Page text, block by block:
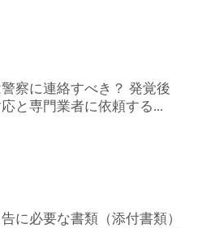
察に連絡すべき？ 発覚後
と専門業者に依頼する...
に必要な書類（添付書類）